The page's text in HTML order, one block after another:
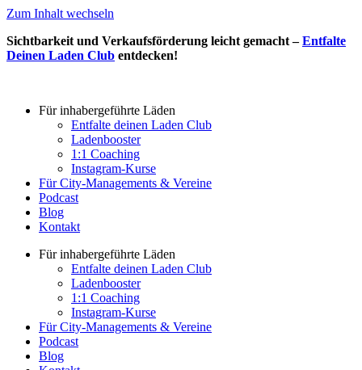
Zum Inhalt wechseln
Sichtbarkeit und Verkaufsförderung leicht gemacht –Entfalte
Deinen Laden Club entdecken!
Für inhabergeführte Läden
Entfalte deinen Laden Club
Ladenbooster
1:1 Coaching
Instagram-Kurse
Für City-Managements & Vereine
Podcast
Blog
Kontakt
Für inhabergeführte Läden
Entfalte deinen Laden Club
Ladenbooster
1:1 Coaching
Instagram-Kurse
Für City-Managements & Vereine
Podcast
Blog